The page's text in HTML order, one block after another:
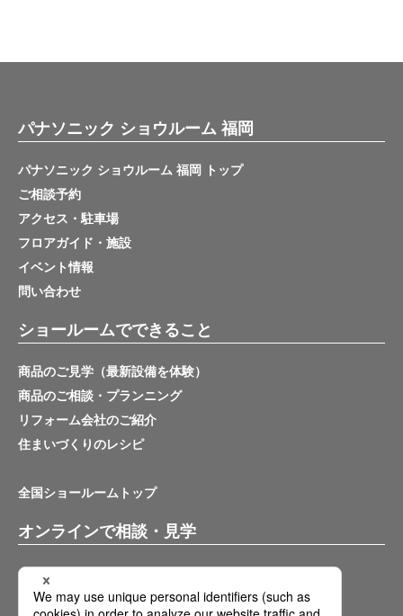
パナソニック ショウルーム 福岡
パナソニック ショウルーム 福岡 トップ
ご相談予約
アクセス・駐車場
フロアガイド・施設
イベント情報
問い合わせ
ショールームでできること
商品のご見学（最新設備を体験）
商品のご相談・プランニング
リフォーム会社のご紹介
住まいづくりのレシピ
全国ショールームトップ
オンラインで相談・見学
バーチャルショールーム
オンライン相談サービス